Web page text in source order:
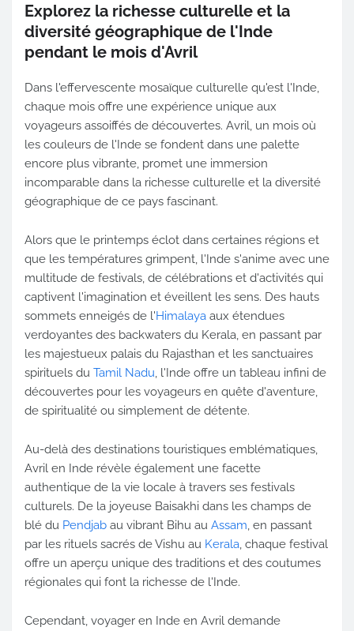
Explorez la richesse culturelle et la
diversité géographique de l'Inde
pendant le mois d'Avril
Dans l'effervescente mosaïque culturelle qu'est l'Inde,
chaque mois offre une expérience unique aux
voyageurs assoiffés de découvertes. Avril, un mois où
les couleurs de l'Inde se fondent dans une palette
encore plus vibrante, promet une immersion
incomparable dans la richesse culturelle et la diversité
géographique de ce pays fascinant.
Alors que le printemps éclot dans certaines régions et
que les températures grimpent, l'Inde s'anime avec une
multitude de festivals, de célébrations et d'activités qui
captivent l'imagination et éveillent les sens. Des hauts
sommets enneigés de l'Himalaya aux étendues
verdoyantes des backwaters du Kerala, en passant par
les majestueux palais du Rajasthan et les sanctuaires
spirituels du Tamil Nadu , l'Inde offre un tableau infini de
découvertes pour les voyageurs en quête d'aventure,
de spiritualité ou simplement de détente.
Au-delà des destinations touristiques emblématiques,
Avril en Inde révèle également une facette
authentique de la vie locale à travers ses festivals
culturels. De la joyeuse Baisakhi dans les champs de
blé du Pendjab au vibrant Bihu au Assam , en passant
par les rituels sacrés de Vishu au Kerala , chaque festival
offre un aperçu unique des traditions et des coutumes
régionales qui font la richesse de l'Inde.
Cependant, voyager en Inde en Avril demande